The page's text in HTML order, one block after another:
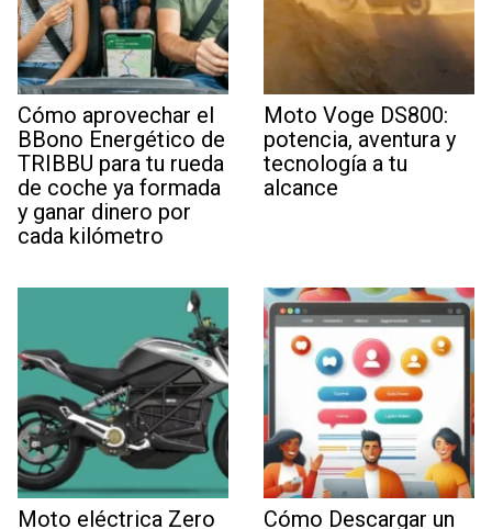
Cómo aprovechar el
BBono Energético de
TRIBBU para tu rueda
de coche ya formada
y ganar dinero por
cada kilómetro
Moto Voge DS800:
potencia, aventura y
tecnología a tu
alcance
Moto eléctrica Zero
Cómo Descargar un